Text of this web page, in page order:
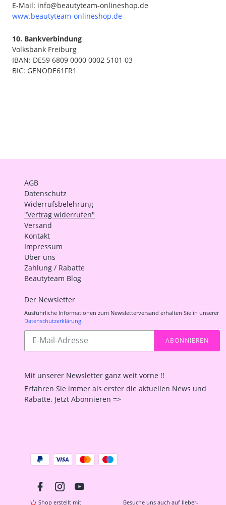
E-Mail: info@beautyteam-onlineshop.de
www.beautyteam-onlineshop.de
10. Bankverbindung
Volksbank Freiburg
IBAN: DE59 6809 0000 0002 5101 03
BIC: GENODE61FR1
AGB
Datenschutz
Widerrufsbelehrung
"Vertrag widerrufen"
Versand
Kontakt
Impressum
Über uns
Zahlung / Rabatte
Beautyteam Blog
Der Newsletter
Ausführliche Informationen zum Newsletterversand erhalten Sie in unserer
Datenschutzerklärung.
Abonnieren
unsere
ABONNIEREN
Mit unserer Newsletter ganz weit vorne !!
Erfahren Sie immer als erster die aktuellen News und
Rabatte. Jetzt Abonnieren =>
Zahlungsarten
FacebookInstagram
Shop erstellt mit Besuche uns auch auf lieber-